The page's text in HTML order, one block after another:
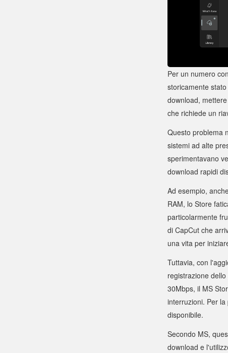
Per un numero
storicamente
download,
che richiede un
Questo problema
sistemi ad alte
sperimentavano
download rapidi
Ad esempio,
RAM, lo Store
particolarmente
di CapCut che
una vita per
Tuttavia, con
registrazione
30Mbps, il MS
interruzioni. Per
disponibile.
Secondo MS,
download e